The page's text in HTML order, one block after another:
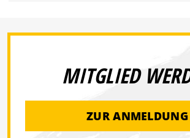
MITGLIED
ZUR ANMELDUNG